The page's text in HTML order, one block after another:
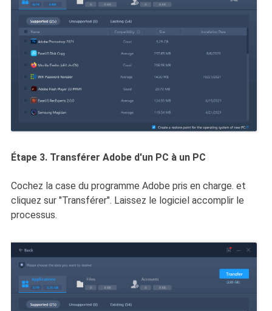
Étape 3. Transférer Adobe d'un PC à un PC
Cochez la case du programme Adobe pris en charge. et
cliquez sur "Transférer". Laissez le logiciel accomplir le
processus.